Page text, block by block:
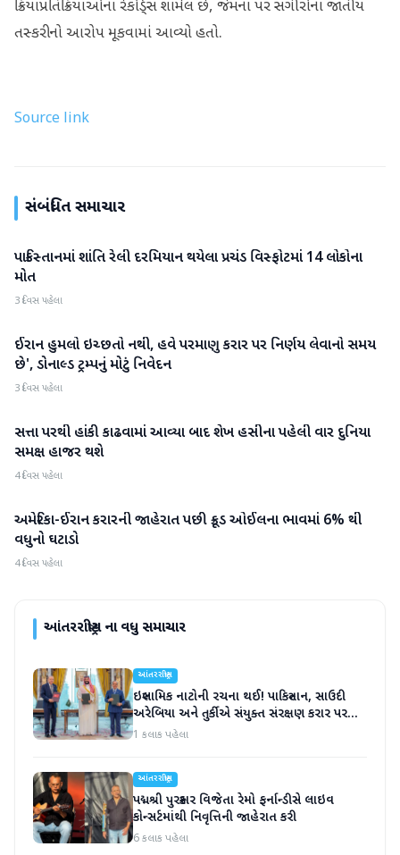
ક્રિયાપ્રતિક્રિયાઓના રેકોર્ડ્સ શામેલ છે, જેમના પર સગીરોના જાતીય
તસ્કરીનો આરોપ મૂકવામાં આવ્યો હતો.
Source link
સંબંધિત સમાચાર
આંતરરાષ્ટ્રીય
પાકિસ્તાનમાં શાંતિ રેલી દરમિયાન થયેલા પ્રચંડ વિસ્ફોટમાં 14 લોકોના
મોત
3 દિવસ પહેલા
આંતરરાષ્ટ્રીય
ઈરાન હુમલો ઇચ્છતો નથી, હવે પરમાણુ કરાર પર નિર્ણય લેવાનો સમય
છે', ડોનાલ્ડ ટ્રમ્પનું મોટું નિવેદન
3 દિવસ પહેલા
આંતરરાષ્ટ્રીય
સત્તા પરથી હાંકી કાઢવામાં આવ્યા બાદ શેખ હસીના પહેલી વાર દુનિયા
સમક્ષ હાજર થશે
4 દિવસ પહેલા
આંતરરાષ્ટ્રીય
અમેરિકા-ઈરાન કરારની જાહેરાત પછી ક્રૂડ ઓઈલના ભાવમાં 6% થી
વધુનો ઘટાડો
4 દિવસ પહેલા
આંતરરાષ્ટ્રીયના વધુ સમાચાર
આંતરરાષ્ટ્રીય
ઇસ્લામિક નાટોની રચના થઈ! પાકિસ્તાન, સાઉદી
અરેબિયા અને તુર્કીએ સંયુક્ત સંરક્ષણ કરાર પર
હસ્તાક્ષર
1 કલાક પહેલા
આંતરરાષ્ટ્રીય
પદ્મશ્રી પુરસ્કાર વિજેતા રેમો ફર્નાન્ડીસે લાઇવ
કોન્સર્ટમાંથી નિવૃત્તિની જાહેરાત કરી
6 કલાક પહેલા